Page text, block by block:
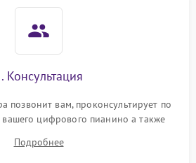
Консультация
позвонит вам, проконсультирует по
цифрового пианино а также
Подробнее